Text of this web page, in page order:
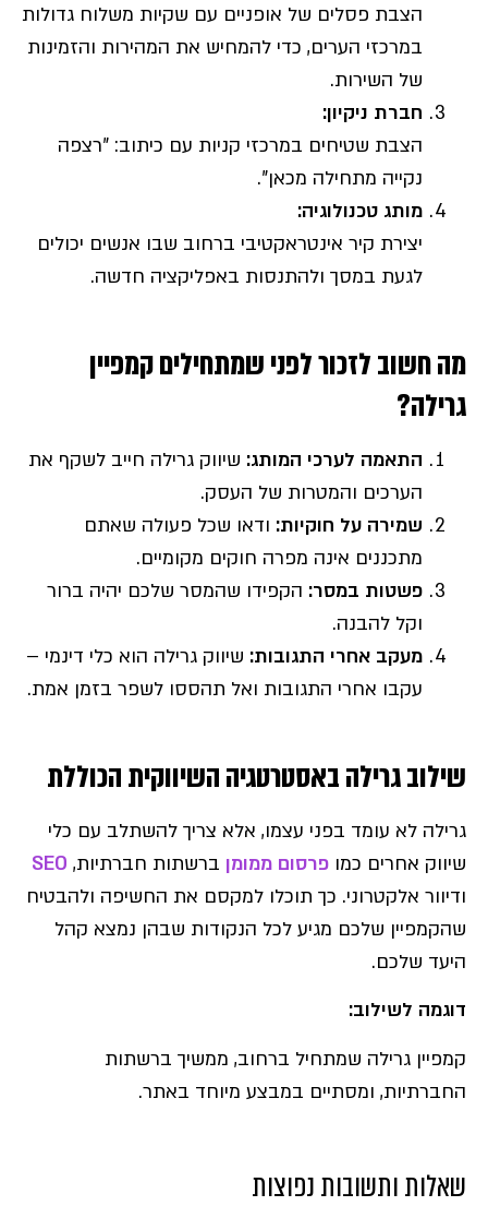
הצבת פסלים של אופניים עם שקיות משלוח גדולות
במרכזי הערים, כדי להמחיש את המהירות והזמינות
של השירות.
חברת ניקיון:
הצבת שטיחים במרכזי קניות עם כיתוב: "רצפה
נקייה מתחילה מכאן".
מותג טכנולוגיה:
יצירת קיר אינטראקטיבי ברחוב שבו אנשים יכולים
לגעת במסך ולהתנסות באפליקציה חדשה.
מה חשוב לזכור לפני שמתחילים קמפיין
גרילה?
התאמה לערכי המותג: שיווק גרילה חייב לשקף את
הערכים והמטרות של העסק.
שמירה על חוקיות: ודאו שכל פעולה שאתם
מתכננים אינה מפרה חוקים מקומיים.
פשטות במסר: הקפידו שהמסר שלכם יהיה ברור
וקל להבנה.
מעקב אחרי התגובות: שיווק גרילה הוא כלי דינמי –
עקבו אחרי התגובות ואל תהססו לשפר בזמן אמת.
שילוב גרילה באסטרטגיה השיווקית הכוללת
גרילה לא עומד בפני עצמו, אלא צריך להשתלב עם כלי
שיווק אחרים כמו פרסום ממומן ברשתות חברתיות, SEO
ודיוור אלקטרוני. כך תוכלו למקסם את החשיפה ולהבטיח
שהקמפיין שלכם מגיע לכל הנקודות שבהן נמצא קהל
היעד שלכם.
דוגמה לשילוב:
קמפיין גרילה שמתחיל ברחוב, ממשיך ברשתות
החברתיות, ומסתיים במבצע מיוחד באתר.
שאלות ותשובות נפוצות